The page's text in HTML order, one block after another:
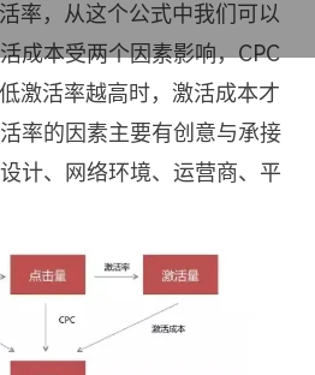
率，从这个公式中我们可以
成本受两个因素影响，CPC
激活率越高时，激活成本才
率的因素主要有创意与承接
计、网络环境、运营商、平